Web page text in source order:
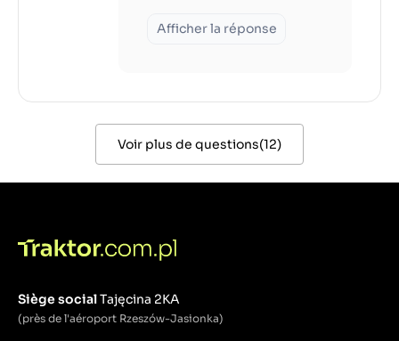
Afficher la réponse
Voir plus de questions(12)
Siège socialTajęcina 2KA
(près de l'aéroport Rzeszów-Jasionka)